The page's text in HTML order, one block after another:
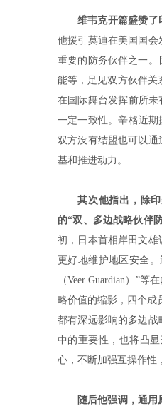
维韦克开篇盛赞了
他援引莫迪在美国国
重要的防务伙伴之一
能等，足见双方伙伴关
在国际舞台发挥前所
一定一致性。辛格近
双方没有结盟也可以
基和推进动力。
其次他指出，除
的“双、多边战略伙伴
初，日本首相岸田文
更好地维护地区安全
（Veer Guardian） ”等在
略价值的缩影，四个成
都有深远影响的多边
中的重要性，也将凸
心，不断加强互操作性
随后他强调，通用